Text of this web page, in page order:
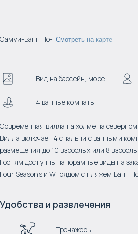
Самуи-Банг По- Смотреть на карте
Вид на бассейн, море
4 ванные комнаты
Современная вилла на холме на
Вилла включает 4 спальни с ванными
размещения до 10 взрослых или 8
Гостям доступны панорамные виды на
Four Seasons и W, рядом с пляжем Банг
Удобства и развлечения
Тренажеры